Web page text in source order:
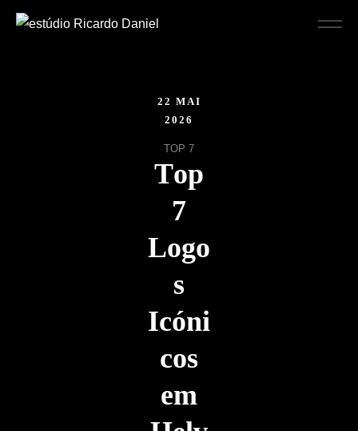
22 MAI
2026
TOP 7
Top
7
Logo
s
Icóni
cos
em